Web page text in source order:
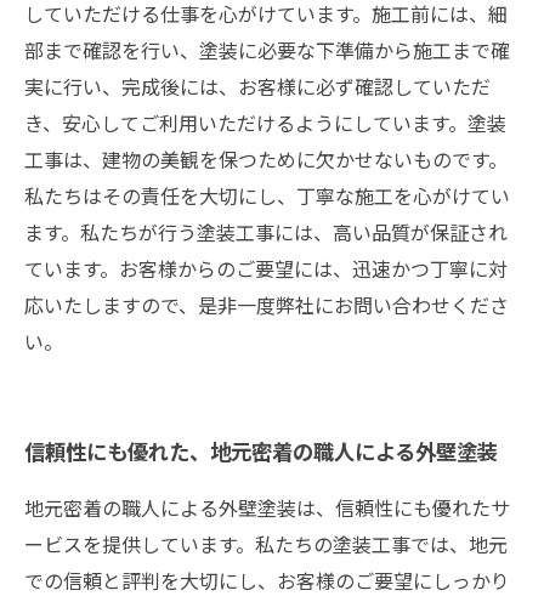
していただける仕事を心がけています。施工前には、細
部まで確認を行い、塗装に必要な下準備から施工まで確
実に行い、完成後には、お客様に必ず確認していただ
き、安心してご利用いただけるようにしています。塗装
工事は、建物の美観を保つために欠かせないものです。
私たちはその責任を大切にし、丁寧な施工を心がけてい
ます。私たちが行う塗装工事には、高い品質が保証され
ています。お客様からのご要望には、迅速かつ丁寧に対
応いたしますので、是非一度弊社にお問い合わせくださ
い。
信頼性にも優れた、地元密着の職人による外壁塗装
地元密着の職人による外壁塗装は、信頼性にも優れたサ
ービスを提供しています。私たちの塗装工事では、地元
での信頼と評判を大切にし、お客様のご要望にしっかり